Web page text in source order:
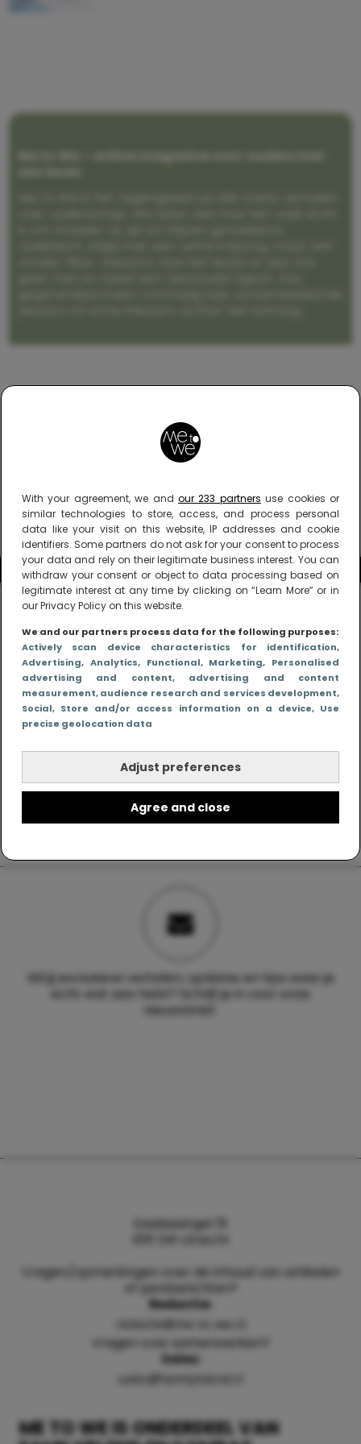
With your agreement, we and our 233 partners use cookies or
similar technologies to store, access, and process personal
data like your visit on this website, IP addresses and cookie
identifiers. Some partners do not ask for your consent to process
your data and rely on their legitimate business interest. You can
withdraw your consent or object to data processing based on
legitimate interest at any time by clicking on “Learn More” or in
our Privacy Policy on this website.
We and our partners process data for the following purposes:
Actively scan device characteristics for identification,
Advertising, Analytics, Functional, Marketing, Personalised
advertising and content, advertising and content
measurement, audience research and services development,
Social, Store and/or access information on a device, Use
precise geolocation data
Adjust preferences
Agree and close
Me to We – online magazine voor ouders met
Wil jij exclusieve verhalen, updates en tips waar je
echt wat aan hebt? Schrijf je in voor onze
nieuwsbrief.
ME TO WE IS ONDERDEEL VAN
Daalsesingel 51
3511 SW Utrecht
Vragen/opmerkingen over de inhoud van artikelen
of persberichten?
Redactie:
redactie@me-to-we.nl
Vragen over samenwerken?
Sales:
sales@familyblend.nl